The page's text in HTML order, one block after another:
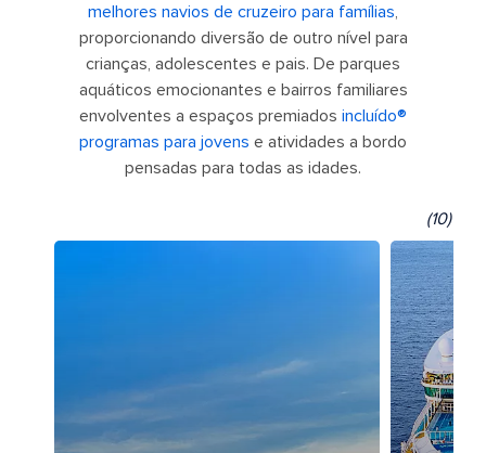
melhores navios de cruzeiro para famílias,
proporcionando diversão de outro nível para
crianças, adolescentes e pais. De parques
aquáticos emocionantes e bairros familiares
envolventes a espaços premiados incluído®
programas para jovens e atividades a bordo
pensadas para todas as idades.
(10)